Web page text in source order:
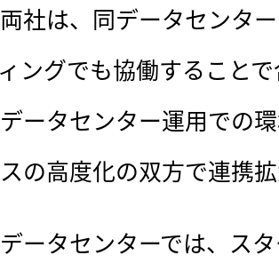
社は、同データセンタ
ングでも協働すること
ータセンター運用での
の高度化の双方で連携
ータセンターでは、ス